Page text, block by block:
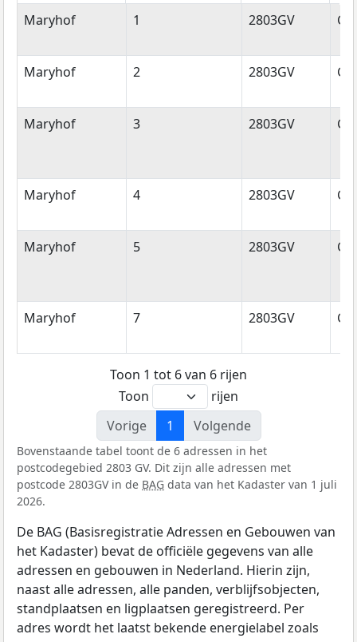
Straatnaam Huisnummer Postcode
Maryhof 1 2803GV
Maryhof 2 2803GV
Maryhof 3 2803GV
Maryhof 4 2803GV
Maryhof 5 2803GV
Maryhof 7 2803GV
Toon 1 tot 6 van 6 rijen
Toon
rijen
Vorige
1 Volgende
Bovenstaande tabel toont de 6 adressen in het
postcodegebied 2803 GV. Dit zijn alle adressen met
postcode 2803GV in de BAG data van het Kadaster van 1 juli
2026.
De BAG (Basisregistratie Adressen en Gebouwen van
het Kadaster) bevat de officiële gegevens van alle
adressen en gebouwen in Nederland. Hierin zijn,
naast alle adressen, alle panden, verblijfsobjecten,
standplaatsen en ligplaatsen geregistreerd. Per
adres wordt het laatst bekende energielabel zoals